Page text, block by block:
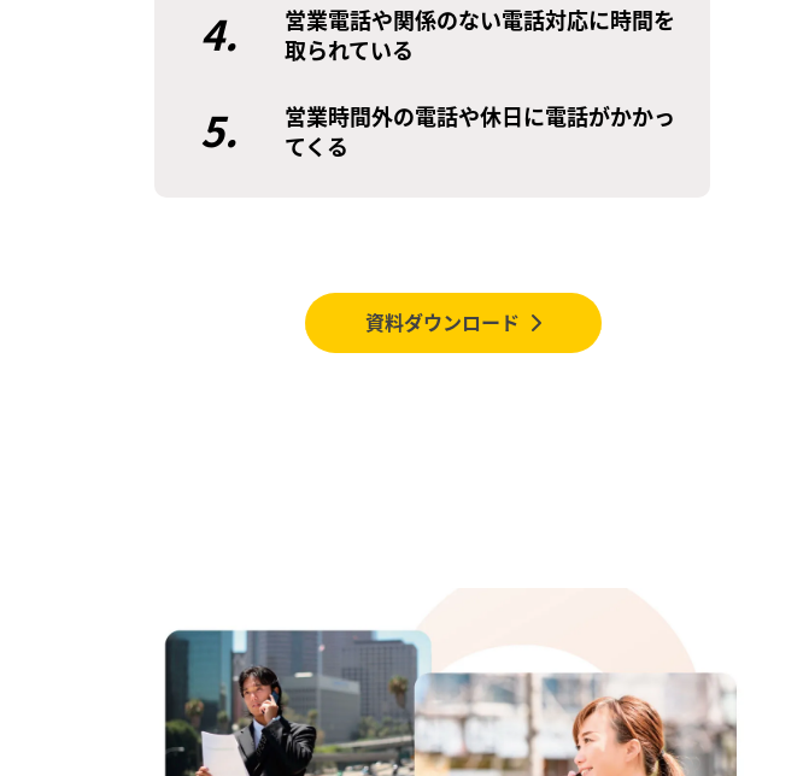
4.
営業電話や関係のない電話対応に時間を
取られている
5.
営業時間外の電話や休日に電話がかかっ
てくる
資料ダウンロード